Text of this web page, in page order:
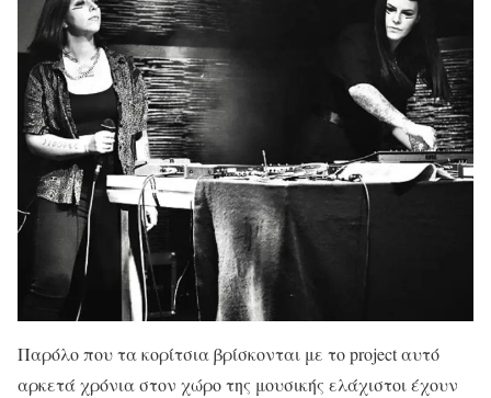
Παρόλο που τα κορίτσια βρίσκονται με το project αυτό
αρκετά χρόνια στον χώρο της μουσικής ελάχιστοι έχουν